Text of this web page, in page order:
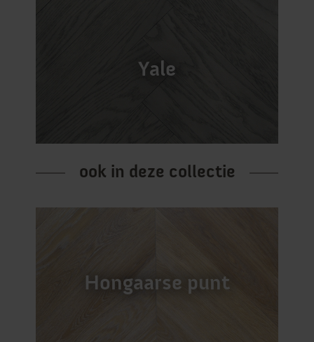
Yale
ook in deze collectie
Hongaarse punt